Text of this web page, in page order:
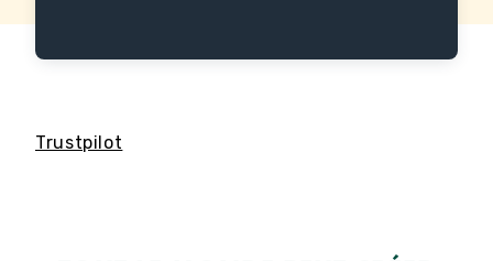
Trustpilot